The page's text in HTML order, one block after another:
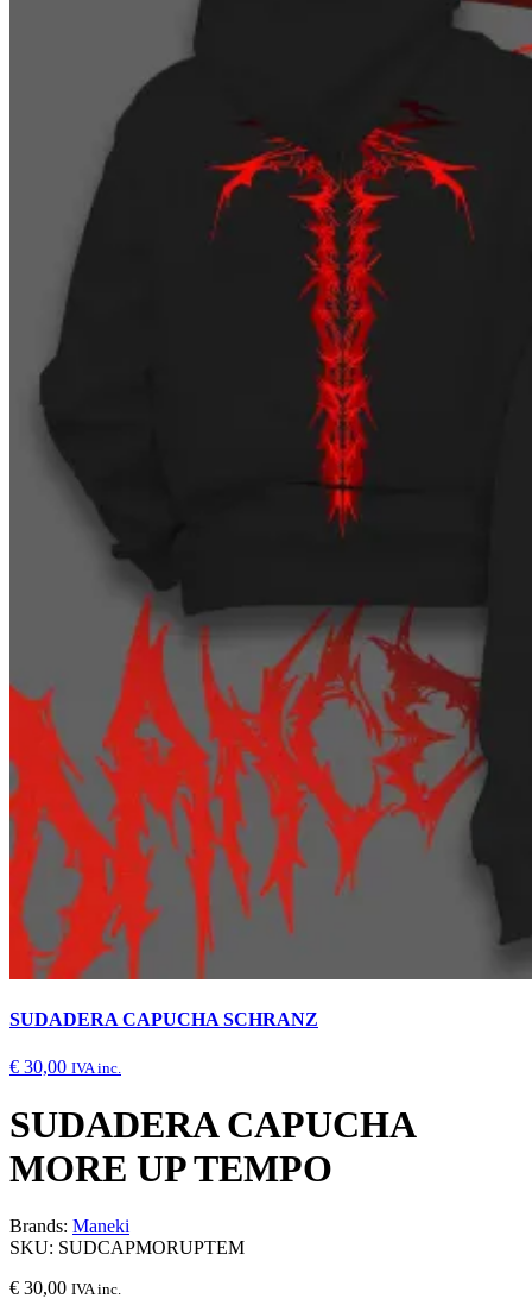
SUDADERA CAPUCHA SCHRANZ
€ 30,00 IVA inc.
SUDADERA CAPUCHA
MORE UP TEMPO
Brands: Maneki
SKU: SUDCAPMORUPTEM
€ 30,00 IVA inc.